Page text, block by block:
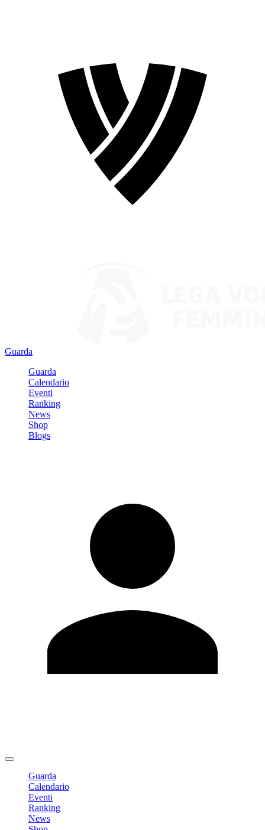
Guarda
Guarda
Calendario
Eventi
Ranking
News
Shop
Blogs
Guarda
Calendario
Eventi
Ranking
News